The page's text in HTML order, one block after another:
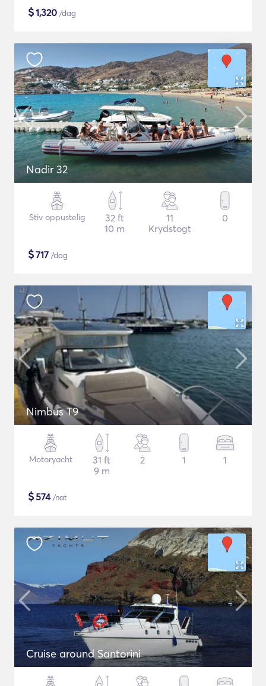
$1,320 /dag
Nadir 32
Stiv oppustelig
32 ft
10 m
11
Krydstogt
0
$717 /dag
Nimbus T9
Motoryacht
31 ft
9 m
2 1 1
$574/nat
Cruise around Santorini